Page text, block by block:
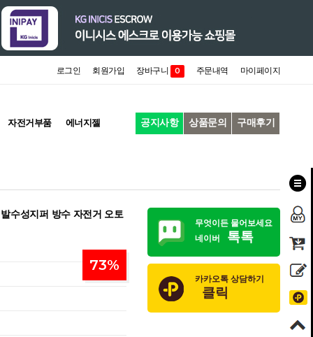
로그인 회원가입 장바구니 0 주문내역 마이페이지
자전거부품 에너지젤 공지사항 상품문의 구매후기
수성지퍼 방수 자전거 오토
73%
무엇이든 물어보세요
네이버
톡톡
카카오톡 상담하기
클릭